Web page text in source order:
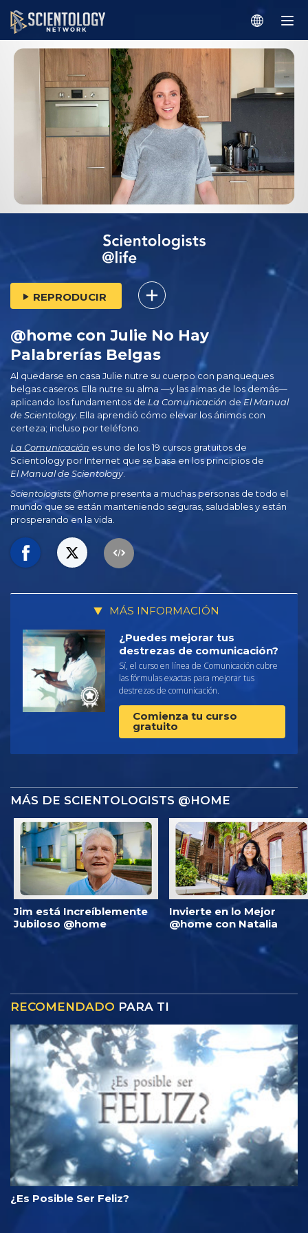
REPRODUCIR
@home con Julie No Hay
Palabrerías Belgas
Al quedarse en casa Julie nutre su cuerpo con panqueques
belgas caseros. Ella nutre su alma —y las almas de los demás—
aplicando los fundamentos de La Comunicación de El Manual
de Scientology. Ella aprendió cómo elevar los ánimos con
certeza; incluso por teléfono.
La Comunicación es uno de los 19 cursos gratuitos de
Scientology por Internet que se basa en los principios de
El Manual de Scientology.
Scientologists @home presenta a muchas personas de todo el
mundo que se están manteniendo seguras, saludables y están
prosperando en la vida.
MÁS INFORMACIÓN
¿Puedes mejorar tus
destrezas de comunicación?
Sí, el curso en línea de Comunicación cubre
las fórmulas exactas para mejorar tus
destrezas de comunicación.
Comienza tu curso
gratuito
MÁS DE SCIENTOLOGISTS @HOME
Jim está Increíblemente
Jubiloso @home
Invierte en lo Mejor
@home con Natalia
RECOMENDADO PARA TI
¿Es Posible Ser Feliz?